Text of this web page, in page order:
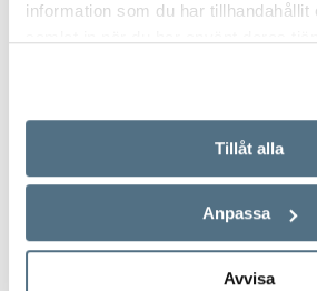
information som du har tillhandahållit
Tillåt alla
Anpassa
Avvisa
En grand tour
knappast de mest kända
svenskarna under Karl XII:s
tid, men hans levnadsöde
I
har
en